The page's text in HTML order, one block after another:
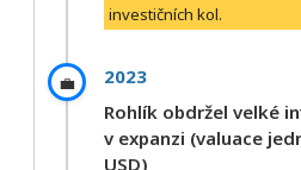
investičních kol.
💼
2023
Rohlík obdržel velké
v expanzi (valuace
USD)